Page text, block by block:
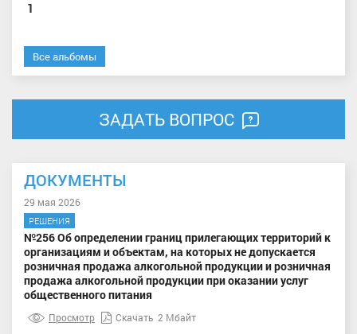
1
Все альбомы
ЗАДАТЬ ВОПРОС
ДОКУМЕНТЫ
29 мая 2026
РЕШЕНИЯ
№256 Об определении границ прилегающих территорий к
организациям и объектам, на которых не допускается
розничная продажа алкогольной продукции и розничная
продажа алкогольной продукции при оказании услуг
общественного питания
Просмотр Скачать 2 Мбайт